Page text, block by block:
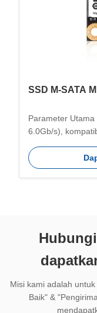
SSD M-SATA
Parameter Utama
6.0Gb/s),
Transmisi yang
hingga 550MB/s;
Misi kami adalah
Baik" &